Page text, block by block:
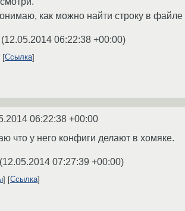
как можно найти строку в
(12.05.2014 06:22:38 +00:00)
Ссылка
06:22:38 +00:00
что у него конфиги делают в хомяке.
(12.05.2014 07:27:39 +00:00)
Ссылка